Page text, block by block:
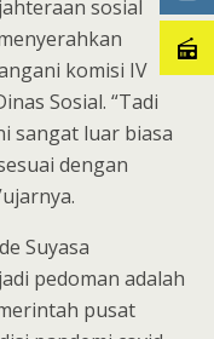
sosial
komisi IV
Sosial. “Tadi
sangat luar biasa
dengan
Suyasa
pedoman adalah
pusat